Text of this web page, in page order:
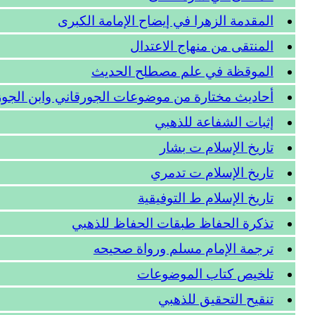
المقدمة الزهرا في إيضاح الإمامة الكبرى
المنتقى من منهاج الاعتدال
الموقظة في علم مصطلح الحديث
أحاديث مختارة من موضوعات الجورقاني وابن
إثبات الشفاعة للذهبي
تاريخ الإسلام ت بشار
تاريخ الإسلام ت تدمري
تاريخ الإسلام ط التوفيقية
تذكرة الحفاظ طبقات الحفاظ للذهبي
ترجمة الإمام مسلم ورواة صحيحه
تلخيص كتاب الموضوعات
تنقيح التحقيق للذهبي